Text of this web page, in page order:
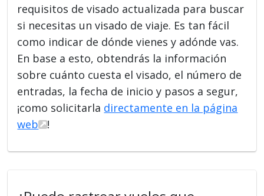
requisitos de visado actualizada para buscar
si necesitas un visado de viaje. Es tan fácil
como indicar de dónde vienes y adónde vas.
En base a esto, obtendrás la información
sobre cuánto cuesta el visado, el número de
entradas, la fecha de inicio y pasos a segur,
¡como solicitarla directamente en la página
web
!